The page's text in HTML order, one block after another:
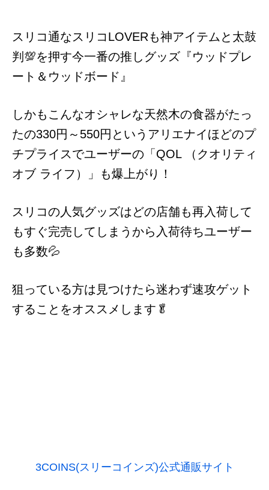
スリコ通なスリコLOVERも神アイテムと太鼓
判💯を押す今一番の推しグッズ『ウッドプレ
ート＆ウッドボード』
しかもこんなオシャレな天然木の食器がたっ
たの330円～550円というアリエナイほどのプ
チプライスでユーザーの「QOL （クオリティ
オブ ライフ）」も爆上がり！
スリコの人気グッズはどの店舗も再入荷して
もすぐ完売してしまうから入荷待ちユーザー
も多数💦
狙っている方は見つけたら迷わず速攻ゲット
することをオススメします🥬
3COINS(スリーコインズ)公式通販サイト